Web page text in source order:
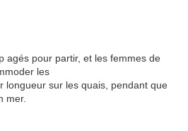
agés pour partir, et les femmes de
les
longueur sur les quais, pendant que
mer.